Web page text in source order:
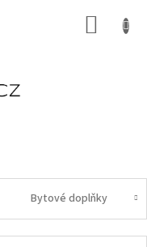
Bytové doplňky